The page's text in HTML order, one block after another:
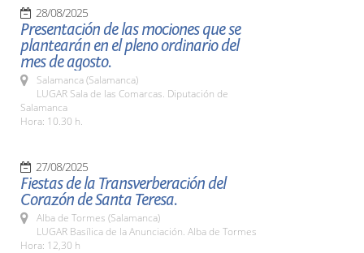
28/08/2025
Presentación de las mociones que se
plantearán en el pleno ordinario del
mes de agosto.
Salamanca (Salamanca)
LUGAR Sala de las Comarcas. Diputación de
Salamanca
Hora: 10.30 h.
27/08/2025
Fiestas de la Transverberación del
Corazón de Santa Teresa.
Alba de Tormes (Salamanca)
LUGAR Basílica de la Anunciación. Alba de Tormes
Hora: 12,30 h